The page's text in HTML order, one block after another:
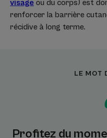
visage ou du corps) est
renforcer la barrière
récidive à long terme.
LE MOT
Profitez du